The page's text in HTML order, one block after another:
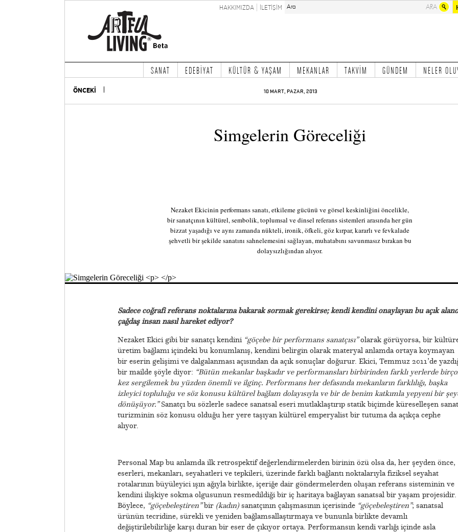
HAKKIMIZDA İLETİŞİM
SANAT EDEBİYAT KÜLTÜR & YAŞAM MEKANLAR TAKVİM GÜNDEM NELER
ÖNCEKİ 10 MART, PAZAR, 2013
Simgelerin Göreceliği
Nezaket Ekicinin performans sanatı, etkileme gücünü ve görsel keskinliğini öncelikle,
bir sanatçının kültürel, sembolik, toplumsal ve dinsel referans sistemleri arasında her gün
bizzat yaşadığı ve aynı zamanda nükteli, ironik, öfkeli, göz kırpar, kararlı ve fevkalade
şehvetli bir şekilde sanatını sahnelemesini sağlayan, muhatabını savunmasız bırakan bu
dolaysızlığından alıyor.
Sadece coğrafi referans noktalarına bakarak sormak gerekirse; kendi kendini onaylayan bu açık
çağdaş insan nasıl hareket ediyor?
Nezaket Ekici gibi bir sanatçı kendini“göçebe bir performans sanatçısı”olarak görüyorsa, bir
üretim bağlamı içindeki bu konumlanış, kendini belirgin olarak materyal anlamda ortaya koymayan
bir eserin gelişimi ve dalgalanması açısından da açık sonuçlar doğurur. Ekici, Temmuz 2011’de
bir mailde şöyle diyor: “Bütün mekanlar başkadır ve performansları birbirinden farklı yerlerde
kez sergilemek bu yüzden önemli ve ilginç. Performans her defasında mekanların farklılığı, başka
izleyici topluluğu ve söz konusu kültürel bağlam dolayısıyla ve bir de benim katkımla yepyeni bir
dönüşüyor.”Sanatçı bu sözlerle sadece sanatsal eseri mutlaklaştırıp statik biçimde küreselleşen sanat
turizminin söz konusu olduğu her yere taşıyan kültürel emperyalist bir tutuma da açıkça cephe
alıyor.
Personal Map bu anlamda ilk retrospektif değerlendirmelerden birinin özü olsa da, her şeyden önce,
eserleri, mekanları, seyahatleri ve tepkileri, üzerinde farklı bağlantı noktalarıyla fiziksel seyahat
rotalarının büyüleyici ışın ağıyla birlikte, içeriğe dair göndermelerden oluşan referans sisteminin ve
kendini ilişkiye sokma olgusunun resmedildiği bir iç haritaya bağlayan sanatsal bir yaşam projesidir.
Böylece, “göçebeleştiren”bir (kadın)sanatçının çalışmasının içerisinde“göçebeleştiren”; sanatsal
ürünün tecridine, sürekli ve yeniden bağlamsallaştırmaya ve bununla birlikte devamlı
değiştirilebilirliğe karşı duran bir eser de çıkıyor ortaya. Performansın kendi varlığı içinde asla